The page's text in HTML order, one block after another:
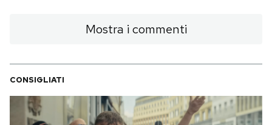
Mostra i commenti
CONSIGLIATI